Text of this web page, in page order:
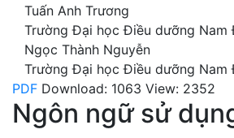
Tuấn Anh Trương
Trường Đại học Điều dưỡng Nam
Ngọc Thành Nguyễn
Trường Đại học Điều dưỡng Nam
PDF Download: 1063 View: 2352
Ngôn ngữ sử